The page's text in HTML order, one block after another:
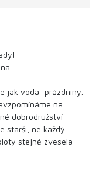
jak voda: prázdniny.
na
dobrodružství
starší, ne každý
stejně zvesela